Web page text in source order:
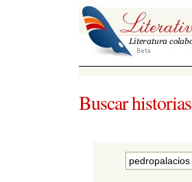
Buscar historias